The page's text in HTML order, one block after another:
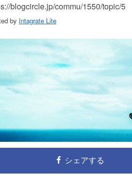
blogcircle.jp/commu/1550/topic/5
by Intagrate Lite
シェアする